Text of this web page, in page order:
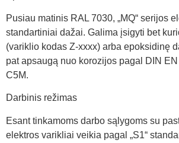
Pusiau matinis RAL 7030, „MQ“ serijos
standartiniai dažai. Galima įsigyti bet
(variklio kodas Z-xxxx) arba epoksidinę
pat apsaugą nuo korozijos pagal DIN
C5M.
Darbinis režimas
Esant tinkamoms darbo sąlygoms su
elektros varikliai veikia pagal „S1“